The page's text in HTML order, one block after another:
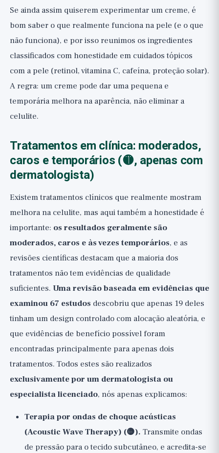
Se ainda assim quiserem experimentar um creme, é
bom saber o que realmente funciona na pele (e o que
não funciona), e por isso reunimos os ingredientes
classificados com honestidade em cuidados tópicos
com a pele (retinol, vitamina C, cafeína, proteção solar).
A regra: um creme pode dar uma pequena e
temporária melhora na aparência, não eliminar a
celulite.
Tratamentos em clínica: moderados,
caros e temporários (🟡, apenas com
dermatologista)
Existem tratamentos clínicos que realmente mostram
melhora na celulite, mas aqui também a honestidade é
importante: os resultados geralmente são
moderados, caros e às vezes temporários, e as
revisões científicas destacam que a maioria dos
tratamentos não tem evidências de qualidade
suficientes. Uma revisão baseada em evidências que
examinou 67 estudos descobriu que apenas 19 deles
tinham um design controlado com alocação aleatória, e
que evidências de benefício possível foram
encontradas principalmente para apenas dois
tratamentos. Todos estes são realizados
exclusivamente por um dermatologista ou
especialista licenciado, nós apenas explicamos:
Terapia por ondas de choque acústicas
(Acoustic Wave Therapy) (🟡). Transmite ondas
de pressão para o tecido subcutâneo, e acredita-se